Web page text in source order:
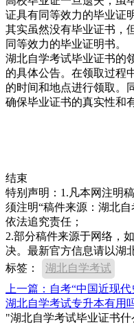
证具有同等效力的毕业证
其实虽然没有毕业证书，
同等效力的毕业证明书。
湖北自学考试毕业证书的
的具体公告。在领取过程
的时间和地点进行领取。
确保毕业证书的真实性和
结束
特别声明：1.凡本网注明
须注明“稿件来源：湖北自
依法追究责任；
2.部分稿件来源于网络，
决。最新官方信息请以湖
标签：
湖北自学考试
上一篇：自考“中国近现
湖北自学考试专升本有用
"湖北自学考试毕业证书